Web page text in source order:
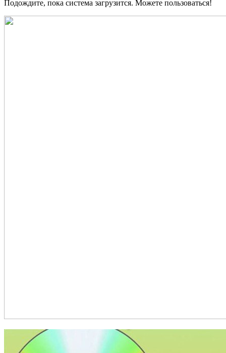
Подождите, пока система загрузится. Можете пользоваться!